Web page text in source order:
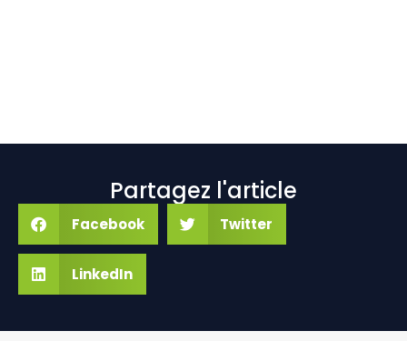
Partagez l'article
Facebook Twitter
LinkedIn